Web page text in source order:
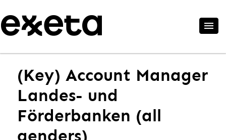
(Key) Account Manager
Landes- und
Förderbanken (all
genders)